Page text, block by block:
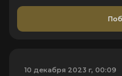
10 декабря 2023 г, 00:09